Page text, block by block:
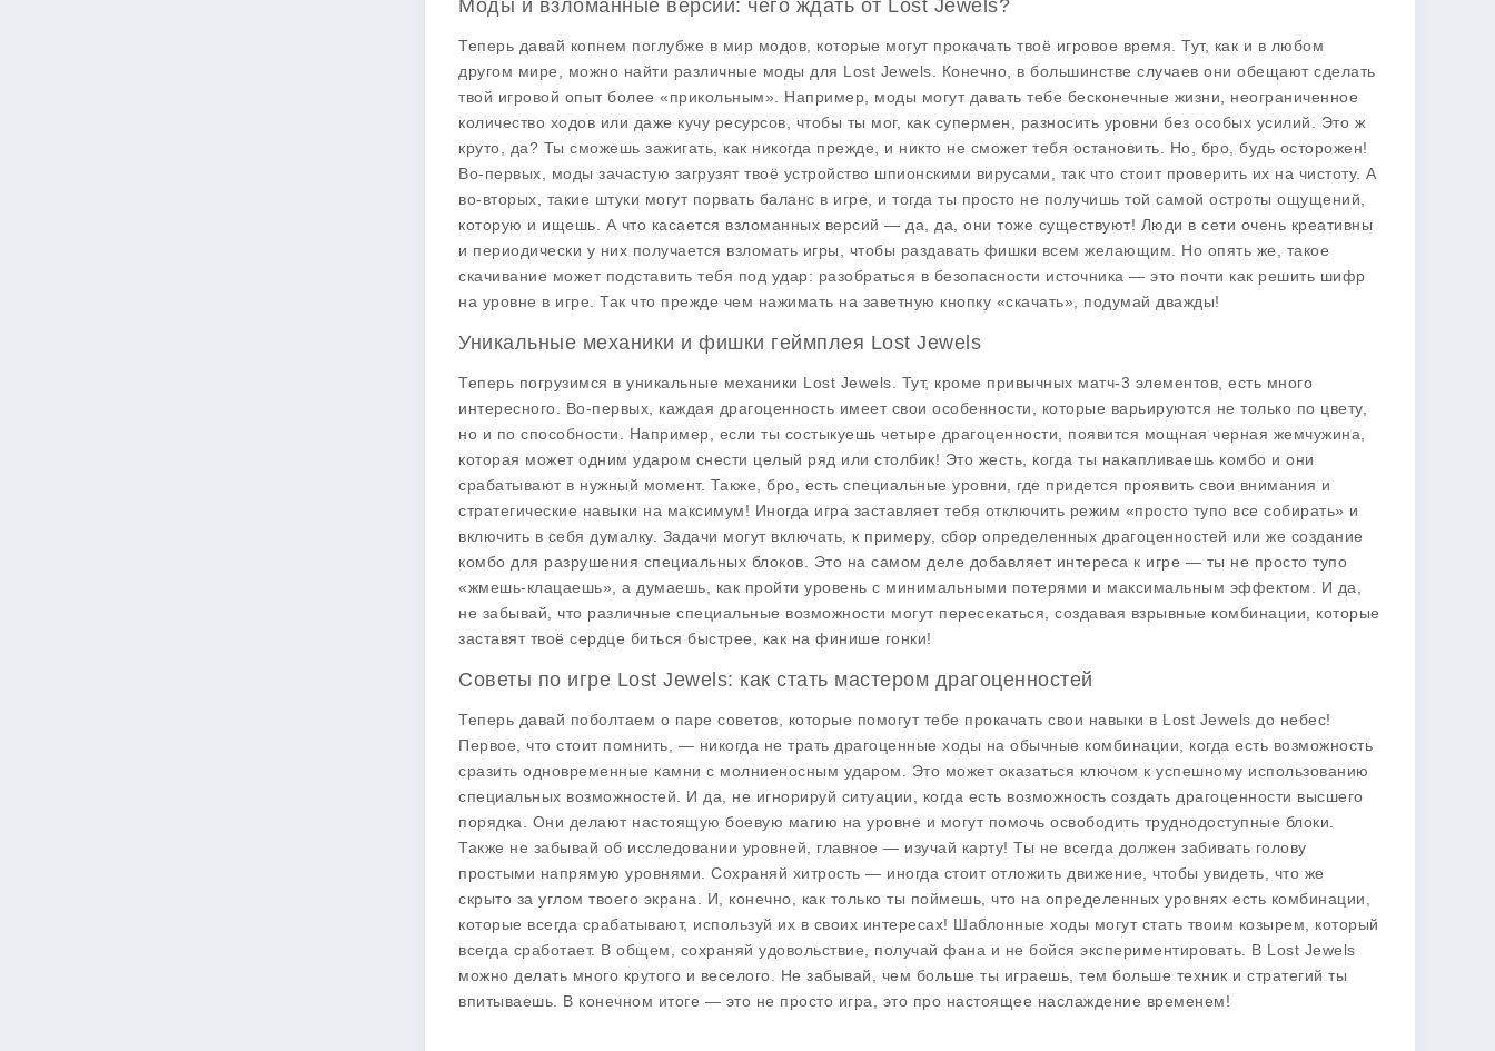
Моды и взломанные версии: чего ждать от Lost Jewels?
Теперь давай копнем поглубже в мир модов, которые могут прокачать твоё игровое время. Тут, как и в любом
другом мире, можно найти различные моды для Lost Jewels. Конечно, в большинстве случаев они обещают сделать
твой игровой опыт более «прикольным». Например, моды могут давать тебе бесконечные жизни, неограниченное
количество ходов или даже кучу ресурсов, чтобы ты мог, как супермен, разносить уровни без особых усилий. Это ж
круто, да? Ты сможешь зажигать, как никогда прежде, и никто не сможет тебя остановить. Но, бро, будь осторожен!
Во-первых, моды зачастую загрузят твоё устройство шпионскими вирусами, так что стоит проверить их на чистоту. А
во-вторых, такие штуки могут порвать баланс в игре, и тогда ты просто не получишь той самой остроты ощущений,
которую и ищешь. А что касается взломанных версий — да, да, они тоже существуют! Люди в сети очень креативны
и периодически у них получается взломать игры, чтобы раздавать фишки всем желающим. Но опять же, такое
скачивание может подставить тебя под удар: разобраться в безопасности источника — это почти как решить шифр
на уровне в игре. Так что прежде чем нажимать на заветную кнопку «скачать», подумай дважды!
Уникальные механики и фишки геймплея Lost Jewels
Теперь погрузимся в уникальные механики Lost Jewels. Тут, кроме привычных матч-3 элементов, есть много
интересного. Во-первых, каждая драгоценность имеет свои особенности, которые варьируются не только по цвету,
но и по способности. Например, если ты состыкуешь четыре драгоценности, появится мощная черная жемчужина,
которая может одним ударом снести целый ряд или столбик! Это жесть, когда ты накапливаешь комбо и они
срабатывают в нужный момент. Также, бро, есть специальные уровни, где придется проявить свои внимания и
стратегические навыки на максимум! Иногда игра заставляет тебя отключить режим «просто тупо все собирать» и
включить в себя думалку. Задачи могут включать, к примеру, сбор определенных драгоценностей или же создание
комбо для разрушения специальных блоков. Это на самом деле добавляет интереса к игре — ты не просто тупо
«жмешь-клацаешь», а думаешь, как пройти уровень с минимальными потерями и максимальным эффектом. И да,
не забывай, что различные специальные возможности могут пересекаться, создавая взрывные комбинации, которые
заставят твоё сердце биться быстрее, как на финише гонки!
Советы по игре Lost Jewels: как стать мастером драгоценностей
Теперь давай поболтаем о паре советов, которые помогут тебе прокачать свои навыки в Lost Jewels до небес!
Первое, что стоит помнить, — никогда не трать драгоценные ходы на обычные комбинации, когда есть возможность
сразить одновременные камни с молниеносным ударом. Это может оказаться ключом к успешному использованию
специальных возможностей. И да, не игнорируй ситуации, когда есть возможность создать драгоценности высшего
порядка. Они делают настоящую боевую магию на уровне и могут помочь освободить труднодоступные блоки.
Также не забывай об исследовании уровней, главное — изучай карту! Ты не всегда должен забивать голову
простыми напрямую уровнями. Сохраняй хитрость — иногда стоит отложить движение, чтобы увидеть, что же
скрыто за углом твоего экрана. И, конечно, как только ты поймешь, что на определенных уровнях есть комбинации,
которые всегда срабатывают, используй их в своих интересах! Шаблонные ходы могут стать твоим козырем, который
всегда сработает. В общем, сохраняй удовольствие, получай фана и не бойся экспериментировать. В Lost Jewels
можно делать много крутого и веселого. Не забывай, чем больше ты играешь, тем больше техник и стратегий ты
впитываешь. В конечном итоге — это не просто игра, это про настоящее наслаждение временем!